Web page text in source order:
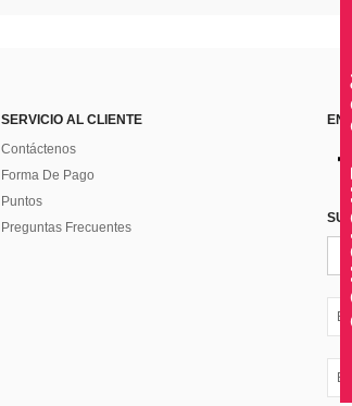
SERVICIO AL CLIENTE
Contáctenos
Forma De Pago
Puntos
Preguntas Frecuentes